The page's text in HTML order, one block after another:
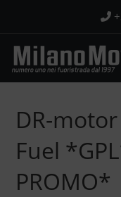
contenuto
DR-
Fuel
PROMO*